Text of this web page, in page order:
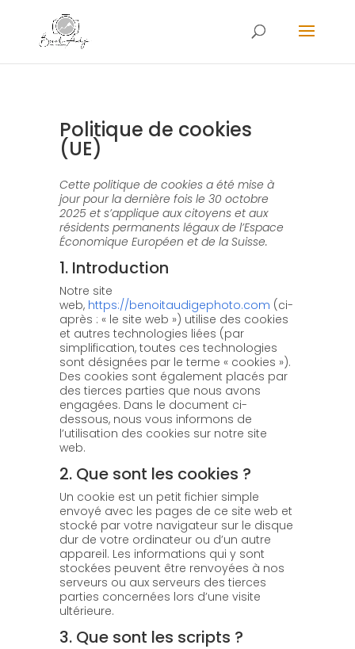
Politique de cookies
(UE)
Cette politique de cookies a été mise à
jour pour la dernière fois le 30 octobre
2025 et s’applique aux citoyens et aux
résidents permanents légaux de l’Espace
Économique Européen et de la Suisse.
1. Introduction
Notre site
web, https://benoitaudigephoto.com (ci-
après : « le site web ») utilise des cookies
et autres technologies liées (par
simplification, toutes ces technologies
sont désignées par le terme « cookies »).
Des cookies sont également placés par
des tierces parties que nous avons
engagées. Dans le document ci-
dessous, nous vous informons de
l’utilisation des cookies sur notre site
web.
2. Que sont les cookies ?
Un cookie est un petit fichier simple
envoyé avec les pages de ce site web et
stocké par votre navigateur sur le disque
dur de votre ordinateur ou d’un autre
appareil. Les informations qui y sont
stockées peuvent être renvoyées à nos
serveurs ou aux serveurs des tierces
parties concernées lors d’une visite
ultérieure.
3. Que sont les scripts ?